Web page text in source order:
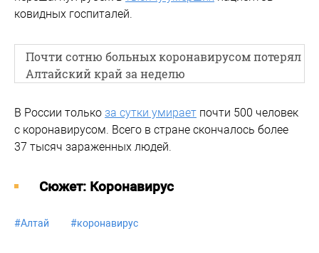
ковидных госпиталей.
Почти сотню больных коронавирусом потерял
Алтайский край за неделю
В России только за сутки умирает почти 500 человек
с коронавирусом. Всего в стране скончалось более
37 тысяч зараженных людей.
Cюжет: Коронавирус
#Алтай #коронавирус